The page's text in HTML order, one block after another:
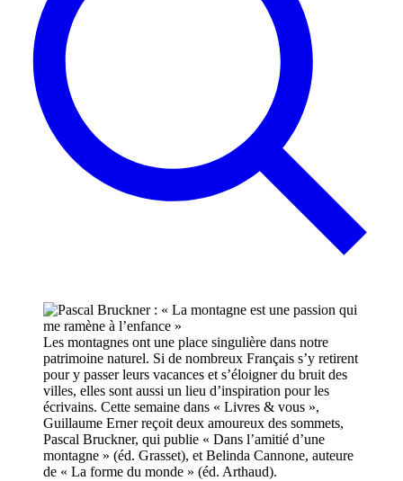
Les montagnes ont une place singulière dans notre
patrimoine naturel. Si de nombreux Français s’y retirent
pour y passer leurs vacances et s’éloigner du bruit des
villes, elles sont aussi un lieu d’inspiration pour les
écrivains. Cette semaine dans « Livres & vous »,
Guillaume Erner reçoit deux amoureux des sommets,
Pascal Bruckner, qui publie « Dans l’amitié d’une
montagne » (éd. Grasset), et Belinda Cannone, auteure
de « La forme du monde » (éd. Arthaud).